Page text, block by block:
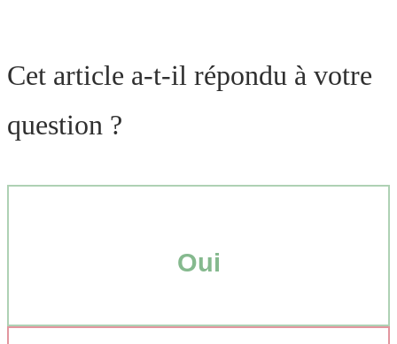
Cet article a-t-il répondu à votre
question ?
Oui